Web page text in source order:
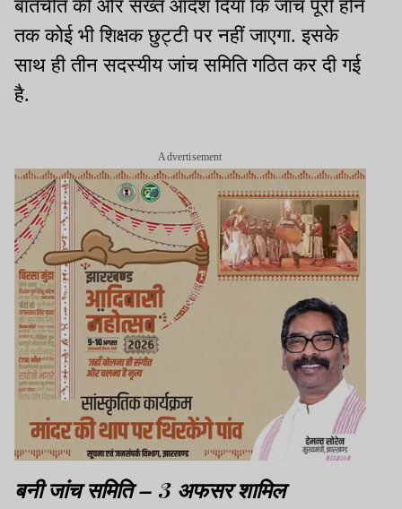
बातचीत की और सख्त आदेश दिया कि जांच पूरी होने
तक कोई भी शिक्षक छुट्टी पर नहीं जाएगा. इसके
साथ ही तीन सदस्यीय जांच समिति गठित कर दी गई
है.
Advertisement
बनी जांच समिति – 3 अफसर शामिल